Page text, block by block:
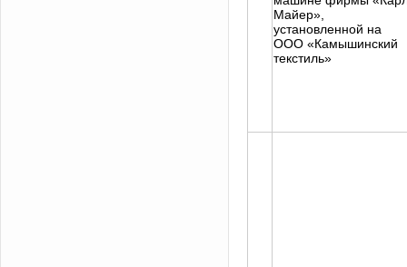
Майер»,
установленной на
ООО «Камышинский
текстиль»